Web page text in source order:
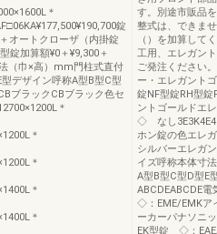
＊
錠
オートクローザ（内掛錠
錠加算額¥0＋¥9,300＋
（巾×高）mm門柱式直付
デザイン呼称A型B型C型
ブラックCBブラック色セ
＊
＊
＊
＊
＊
す。別途市販品
整式は、できま
（）を加算して
工用、エレガン
ご発注ください
ー・エレガント
錠NF型錠RH型
ントゴールドエ
◇ なし
ホン錠の色エレ
シルバーエレガ
イズ呼称本体寸
A型B型C型D型E
ABCDEABCDE
◇：EME/EMK
ーカーパナソ
EK型錠 ◇：